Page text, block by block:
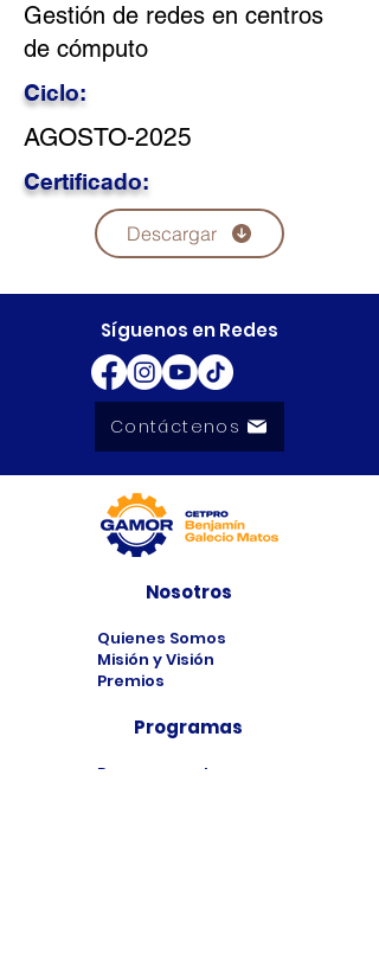
Gestión de redes en centros
de cómputo
Ciclo:
AGOSTO-2025
Certificado:
Descargar
Síguenos en Redes
Contáctenos
Nosotros
Quienes Somos
Misión y Visión
Premios
Programas
Programas de